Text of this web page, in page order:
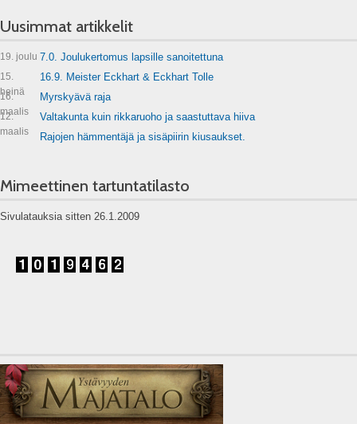
Uusimmat artikkelit
19. joulu 7.0. Joulukertomus lapsille sanoitettuna
15.
heinä
16.9. Meister Eckhart & Eckhart Tolle
16.
maalis
Myrskyävä raja
12.
maalis
Valtakunta kuin rikkaruoho ja saastuttava hiiva
Rajojen hämmentäjä ja sisäpiirin kiusaukset.
Mimeettinen tartuntatilasto
Sivulatauksia sitten 26.1.2009